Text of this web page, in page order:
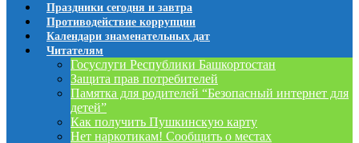
Праздники сегодня и завтра
Противодействие коррупции
Календари знаменательных дат
Читателям
Госуслуги Республики Башкортостан
Защита прав потребителей
Памятка для родителей “Безопасный интернет для
детей”
Как получить Пушкинскую карту
Нет наркотикам! Сообщить о местах